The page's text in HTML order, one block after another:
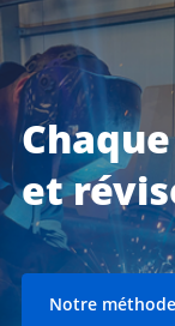
et
Notre méthode